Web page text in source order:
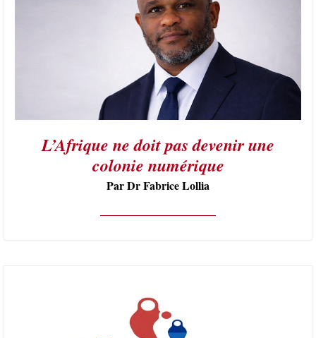
L’Afrique ne doit pas devenir une
colonie numérique
Par Dr Fabrice Lollia